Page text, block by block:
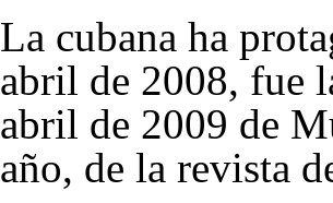
La cubana ha
abril de 2008, fue
abril de 2009 de
año, de la revista